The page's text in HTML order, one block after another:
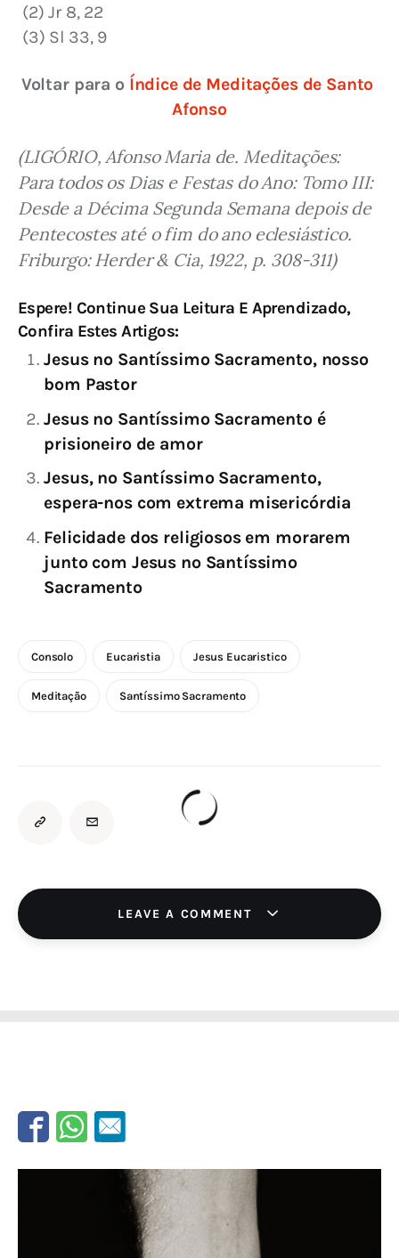
(2) Jr 8, 22
(3) Sl 33, 9
Voltar para o Índice de Meditações de Santo
Afonso
(LIGÓRIO, Afonso Maria de. Meditações:
Para todos os Dias e Festas do Ano: Tomo III:
Desde a Décima Segunda Semana depois de
Pentecostes até o fim do ano eclesiástico.
Friburgo: Herder & Cia, 1922, p. 308-311)
Espere! Continue Sua Leitura E Aprendizado,
Confira Estes Artigos:
Jesus no Santíssimo Sacramento, nosso
bom Pastor
Jesus no Santíssimo Sacramento é
prisioneiro de amor
Jesus, no Santíssimo Sacramento,
espera-nos com extrema misericórdia
Felicidade dos religiosos em morarem
junto com Jesus no Santíssimo
Sacramento
Consolo Eucaristia Jesus Eucaristico
Meditação Santíssimo Sacramento
LEAVE A COMMENT